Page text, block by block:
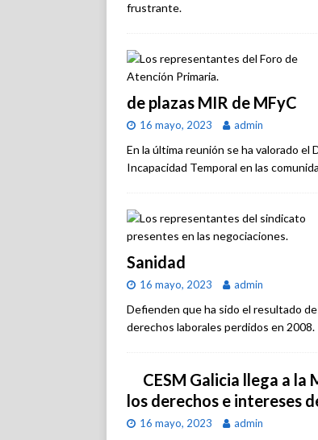
frustrante.
de plazas MIR de MFyC
16 mayo, 2023 admin
En la última reunión se ha valorado el
Incapacidad Temporal en las
Sanidad
16 mayo, 2023 admin
Defienden que ha sido el resultado
derechos laborales perdidos en 2008.
CESM Galicia llega a la
los derechos e intereses
16 mayo, 2023 admin